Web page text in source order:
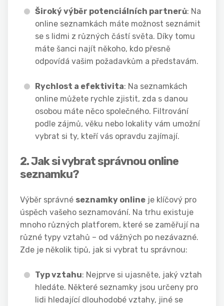
Široký výběr potenciálních partnerů: Na
online seznamkách máte možnost seznámit
se s lidmi z různých částí světa. Díky tomu
máte šanci najít někoho, kdo přesně
odpovídá vašim požadavkům a představám.
Rychlost a efektivita: Na seznamkách
online můžete rychle zjistit, zda s danou
osobou máte něco společného. Filtrování
podle zájmů, věku nebo lokality vám umožní
vybrat si ty, kteří vás opravdu zajímají.
2. Jak si vybrat správnou online
seznamku?
Výběr správné seznamky online je klíčový pro
úspěch vašeho seznamování. Na trhu existuje
mnoho různých platforem, které se zaměřují na
různé typy vztahů – od vážných po nezávazné.
Zde je několik tipů, jak si vybrat tu správnou:
Typ vztahu: Nejprve si ujasněte, jaký vztah
hledáte. Některé seznamky jsou určeny pro
lidi hledající dlouhodobé vztahy, jiné se